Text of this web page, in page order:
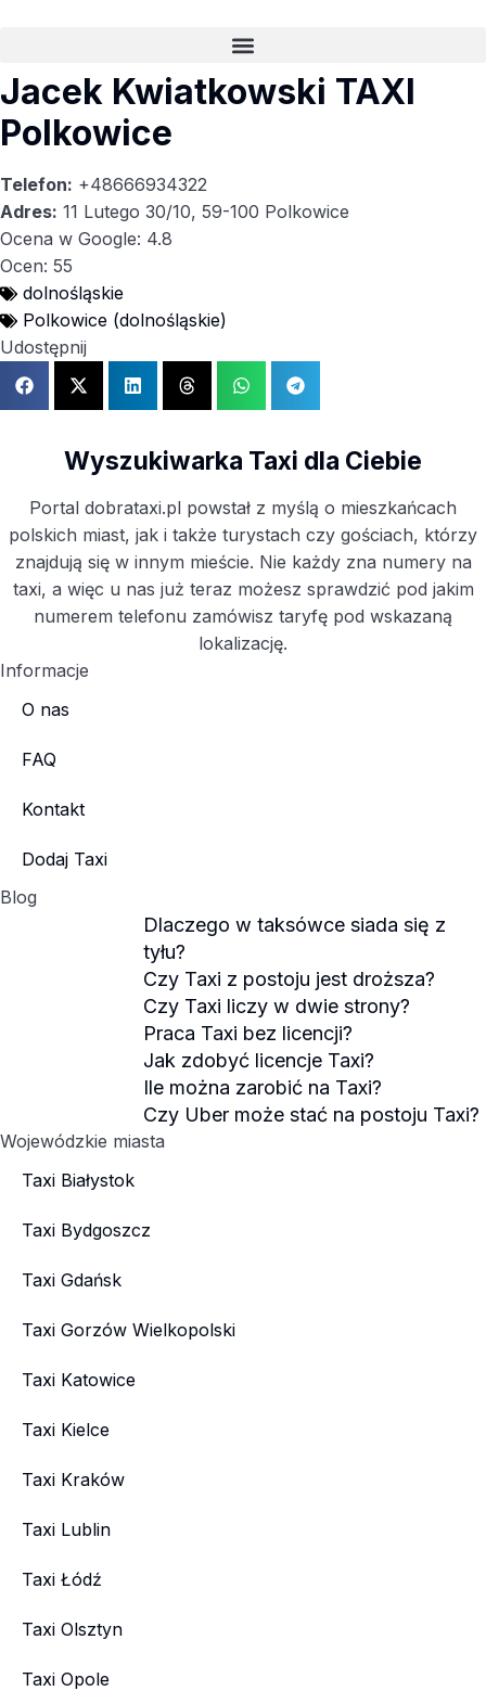
Jacek Kwiatkowski TAXI
Polkowice
Telefon: +48666934322
Adres: 11 Lutego 30/10, 59-100 Polkowice
Ocena w Google: 4.8
Ocen: 55
dolnośląskie
Polkowice (dolnośląskie)
Udostępnij
Wyszukiwarka Taxi dla Ciebie
Portal dobrataxi.pl powstał z myślą o mieszkańcach
polskich miast, jak i także turystach czy gościach, którzy
znajdują się w innym mieście. Nie każdy zna numery na
taxi, a więc u nas już teraz możesz sprawdzić pod jakim
numerem telefonu zamówisz taryfę pod wskazaną
lokalizację.
Informacje
O nas
FAQ
Kontakt
Dodaj Taxi
Blog
Dlaczego w taksówce siada się z
tyłu?
Czy Taxi z postoju jest droższa?
Czy Taxi liczy w dwie strony?
Praca Taxi bez licencji?
Jak zdobyć licencje Taxi?
Ile można zarobić na Taxi?
Czy Uber może stać na postoju Taxi?
Wojewódzkie miasta
Taxi Białystok
Taxi Bydgoszcz
Taxi Gdańsk
Taxi Gorzów Wielkopolski
Taxi Katowice
Taxi Kielce
Taxi Kraków
Taxi Lublin
Taxi Łódź
Taxi Olsztyn
Taxi Opole